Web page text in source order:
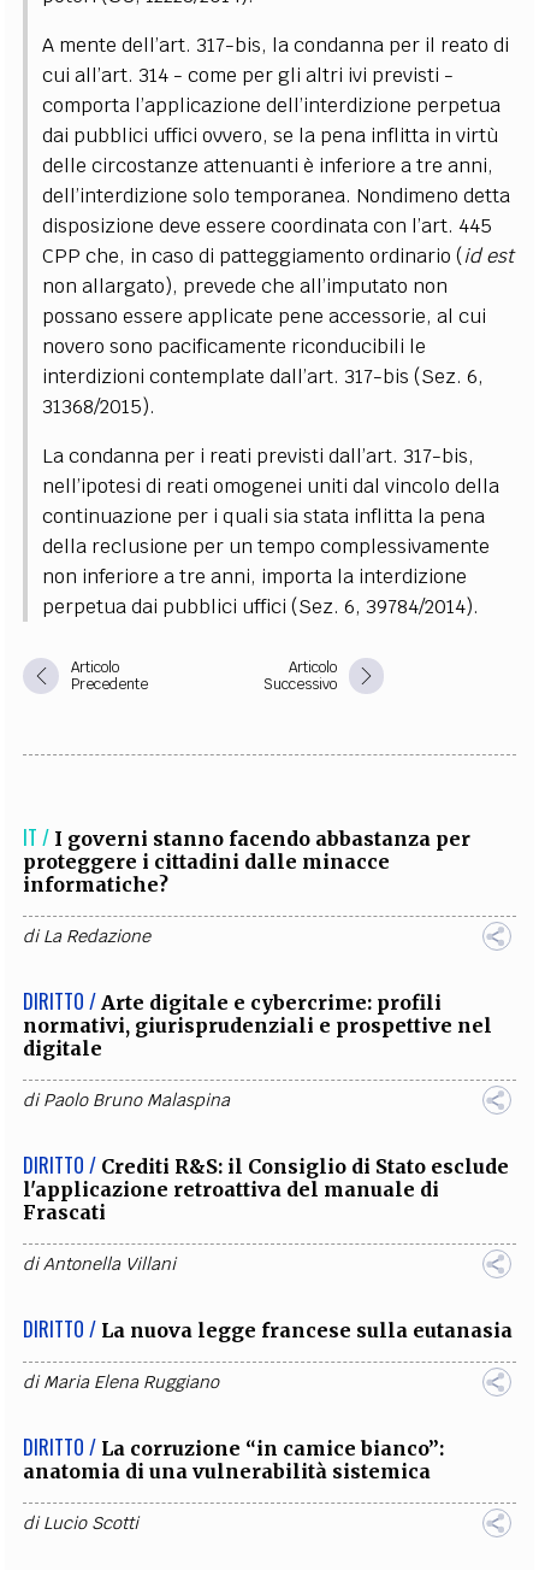
A mente dell’art. 317-bis, la condanna per il reato di
cui all’art. 314 - come per gli altri ivi previsti -
comporta l’applicazione dell’interdizione perpetua
dai pubblici uffici ovvero, se la pena inflitta in virtù
delle circostanze attenuanti è inferiore a tre anni,
dell’interdizione solo temporanea. Nondimeno detta
disposizione deve essere coordinata con l’art. 445
CPP che, in caso di patteggiamento ordinario (id est
non allargato), prevede che all’imputato non
possano essere applicate pene accessorie, al cui
novero sono pacificamente riconducibili le
interdizioni contemplate dall’art. 317-bis (Sez. 6,
31368/2015).
La condanna per i reati previsti dall’art. 317-bis,
nell’ipotesi di reati omogenei uniti dal vincolo della
continuazione per i quali sia stata inflitta la pena
della reclusione per un tempo complessivamente
non inferiore a tre anni, importa la interdizione
perpetua dai pubblici uffici (Sez. 6, 39784/2014).
Articolo
Precedente
Articolo
Successivo
IT / I governi stanno facendo abbastanza per
proteggere i cittadini dalle minacce
informatiche?
diLa Redazione
DIRITTO / Arte digitale e cybercrime: profili
normativi, giurisprudenziali e prospettive nel
digitale
diPaolo Bruno Malaspina
DIRITTO / Crediti R&S: il Consiglio di Stato esclude
l'applicazione retroattiva del manuale di
Frascati
diAntonella Villani
DIRITTO / La nuova legge francese sulla eutanasia
diMaria Elena Ruggiano
DIRITTO / La corruzione “in camice bianco”:
anatomia di una vulnerabilità sistemica
diLucio Scotti